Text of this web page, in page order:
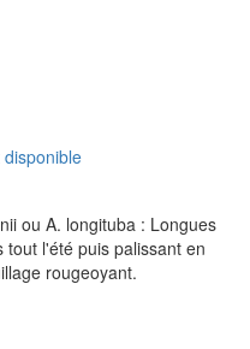
ou A. longituba : Longues
l'été puis palissant en
rougeoyant.